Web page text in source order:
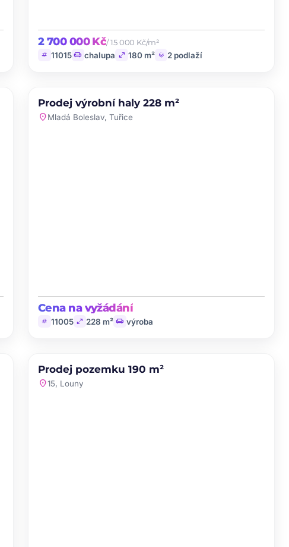
2 700 000 Kč/ 15 000 Kč/m²
tag 11015 chair chalupa open_in_full 180 m² layers 2 podlaží
PRODEJ
Prodej výrobní haly 228 m²
location_onMladá Boleslav, Tuřice
Cena na vyžádání
tag 11005 open_in_full 228 m² chair výroba
PRODEJ
Prodej pozemku 190 m²
location_on15, Louny